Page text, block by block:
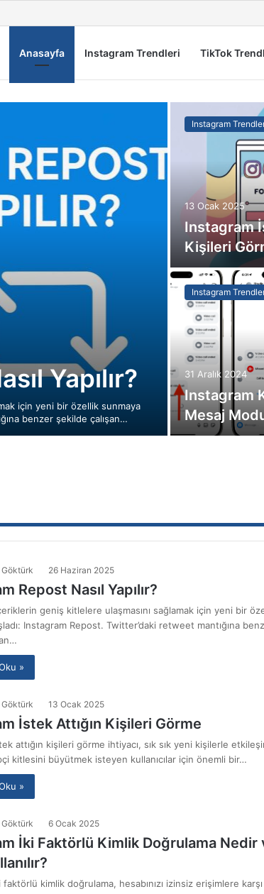
Anasayfa Instagram Trendleri TikTok
Yapılır?
için yeni bir özellik sunmaya
benzer şekilde çalışan…
Instagram
13 Ocak 2025
Instagram
Kişileri
Instagram
31 Aralık 2024
Instagram
Mesaj
26 Haziran 2025
Repost Nasıl Yapılır?
geniş kitlelere ulaşmasını sağlamak için yeni bir
Instagram Repost. Twitter’daki retweet mantığına
»
13 Ocak 2025
İstek Attığın Kişileri Görme
attığın kişileri görme ihtiyacı, sık sık yeni kişilerle
kitlesini büyütmek isteyen kullanıcılar için önemli bir…
»
6 Ocak 2025
İki Faktörlü Kimlik Doğrulama Nedir
kimlik doğrulama, hesabınızı izinsiz erişimlere karşı